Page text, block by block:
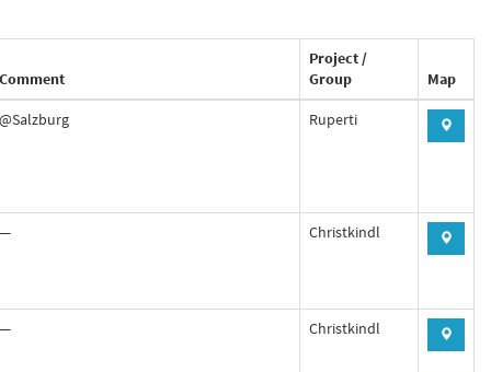
Comment
Project /
Group
Map
@Salzburg Ruperti
— Christkindl
— Christkindl